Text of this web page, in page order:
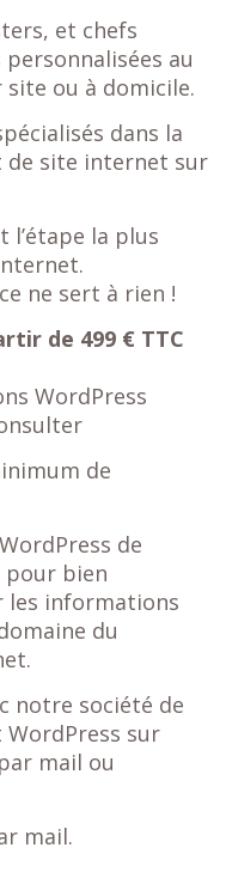
et chefs
au
ou à domicile.
dans la
de site internet sur
l’étape la plus
ne sert à rien !
de 499 € TTC
WordPress
de
de
pour bien
les informations
du
notre société de
sur
mail ou
mail.